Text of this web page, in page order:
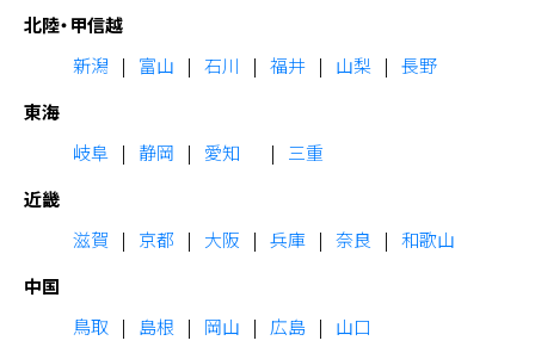
北陸・甲信越
新潟
富山 石川 福井 山梨
長野
東海
岐阜
静岡 愛知
三重
近畿
滋賀
京都 大阪 兵庫 奈良
和歌山
中国
鳥取
島根 岡山 広島
山口